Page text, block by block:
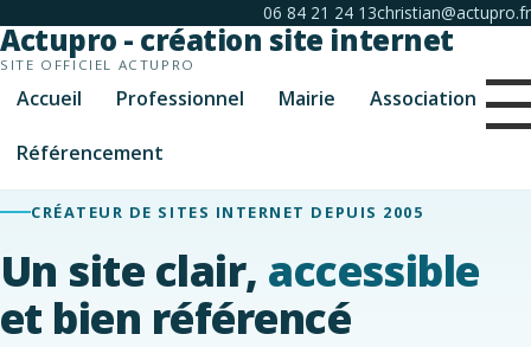
06 84 21 24 13christian@actupro.fr
Actupro - création site internet
SITE OFFICIEL ACTUPRO
Accueil Professionnel Mairie Association
Référencement
CRÉATEUR DE SITES INTERNET DEPUIS 2005
Un site clair, accessible
et bien référencé